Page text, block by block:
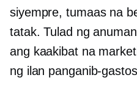
siyempre, tumaas na
tatak. Tulad ng
ang kaakibat na
ng ilan panganib-gastos